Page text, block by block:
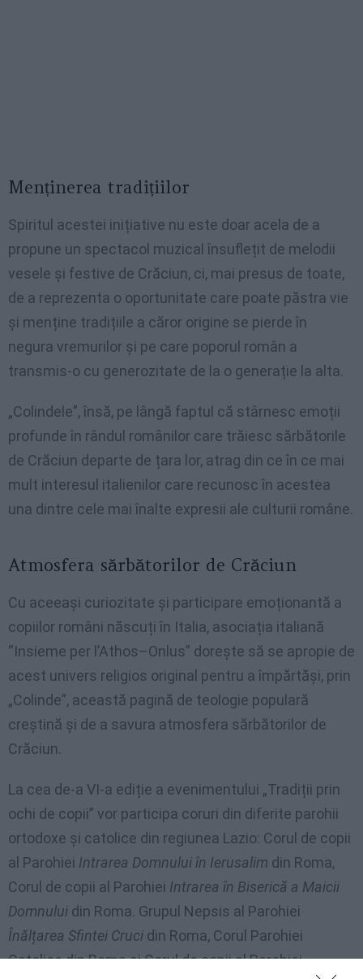
Menținerea tradițiilor
Spiritul acestei inițiative nu este doar acela de a
propune un spectacol muzical însuflețit de melodii
vesele și festive de Crăciun, ci, mai presus de toate,
de a reprezenta o oportunitate care poate păstra vie
și menține tradițiile a căror origine se pierde în
negura vremurilor și pe care poporul român a
transmis-o cu generozitate de la o generație la alta.
„Colindele”, însă, pe lângă faptul că stârnesc emoții
profunde în rândul românilor care trăiesc sărbătorile
de Crăciun departe de țara lor, atrag din ce în ce mai
mult interesul italienilor care recunosc în acestea
una dintre cele mai înalte expresii ale culturii române.
Atmosfera sărbătorilor de Crăciun
Cu aceeași curiozitate și participare emoționantă a
copiilor români născuți în Italia, asociația italiană
“Insieme per l’Athos–Onlus” dorește să se apropie de
acest univers religios original pentru a împărtăși, prin
„Colinde”, această pagină de teologie populară
creștină și de a savura atmosfera sărbătorilor de
Crăciun.
La cea de-a VI-a ediție a evenimentului „Tradiții prin
ochi de copii” vor participa coruri din diferite parohii
ortodoxe și catolice din regiunea Lazio: Corul de copii
al Parohiei Intrarea Domnului în Ierusalim din Roma,
Corul de copii al Parohiei Intrarea în Biserică a Maicii
Domnului din Roma. Grupul Nepsis al Parohiei
Înălțarea Sfintei Cruci din Roma, Corul Parohiei
Catolice din Roma și Corul de copii al Parohiei